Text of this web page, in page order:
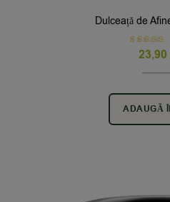
Dulceață de
Rated
out of 5
23,90
ADAUGĂ